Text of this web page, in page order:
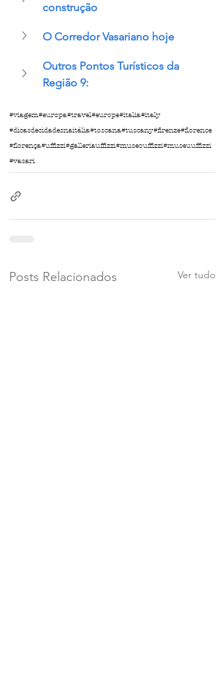
construção
O Corredor Vasariano hoje
Outros Pontos Turísticos da
Região 9:
#viagem#europa#travel#europe#italia#italy
#dicasdecidadesnaitália#toscana#tuscany#firenze#florence
#florença#uffizzi#galleriauffizzi#museouffizzi#museuuffizzi
#vasari
Posts Relacionados Ver tudo